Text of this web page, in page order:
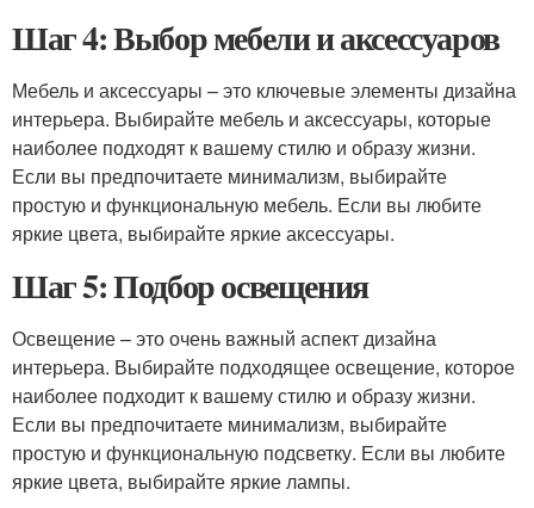
Шаг 4: Выбор мебели и аксессуаров
Мебель и аксессуары – это ключевые элементы дизайна
интерьера. Выбирайте мебель и аксессуары, которые
наиболее подходят к вашему стилю и образу жизни.
Если вы предпочитаете минимализм, выбирайте
простую и функциональную мебель. Если вы любите
яркие цвета, выбирайте яркие аксессуары.
Шаг 5: Подбор освещения
Освещение – это очень важный аспект дизайна
интерьера. Выбирайте подходящее освещение, которое
наиболее подходит к вашему стилю и образу жизни.
Если вы предпочитаете минимализм, выбирайте
простую и функциональную подсветку. Если вы любите
яркие цвета, выбирайте яркие лампы.